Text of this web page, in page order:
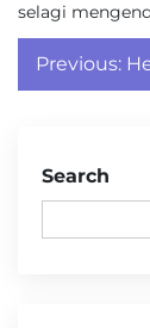
selagi
Post
Previous:
Search